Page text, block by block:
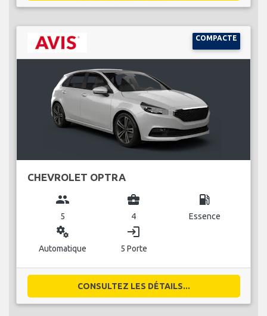
COMPACTE
CHEVROLET OPTRA
group
5
business_center
4
local_gas_station
Essence
miscellaneous_services
Automatique
login
5 Porte
CONSULTEZ LES DÉTAILS...